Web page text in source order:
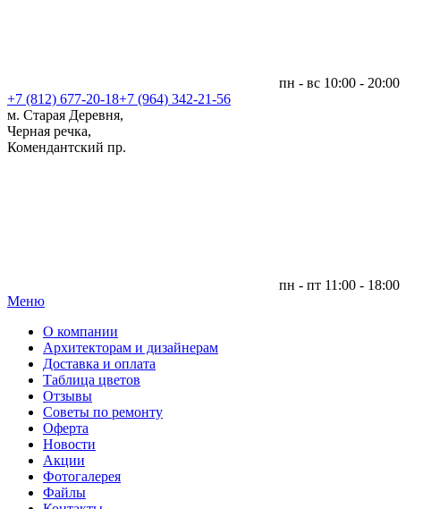
пн - вс 10:00 - 20:00
+7 (812) 677-20-18+7 (964) 342-21-56
м. Старая Деревня,
Черная речка,
Комендантский пр.
пн - пт 11:00 - 18:00
Меню|
О компании
Архитекторам и дизайнерам
Доставка и оплата
Таблица цветов
Отзывы
Советы по ремонту
Оферта
Новости
Акции
Фотогалерея
Файлы